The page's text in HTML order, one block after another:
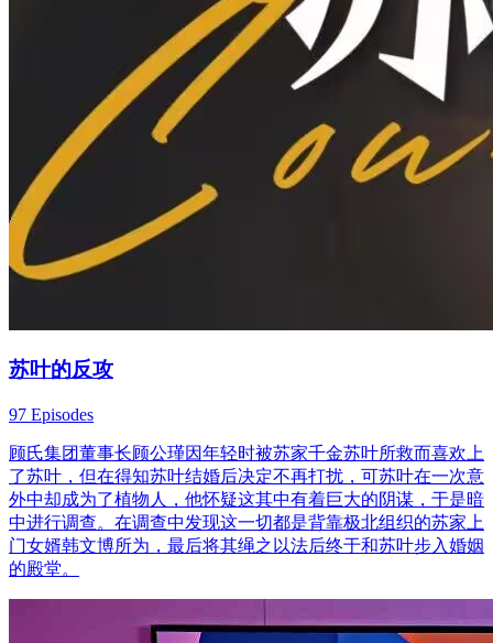
苏叶的反攻
97 Episodes
顾氏集团董事长顾公瑾因年轻时被苏家千金苏叶所救而喜欢上
了苏叶，但在得知苏叶结婚后决定不再打扰，可苏叶在一次意
外中却成为了植物人，他怀疑这其中有着巨大的阴谋，于是暗
中进行调查。在调查中发现这一切都是背靠极北组织的苏家上
门女婿韩文博所为，最后将其绳之以法后终于和苏叶步入婚姻
的殿堂。